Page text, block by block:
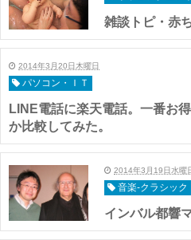
雑談トピ・赤
2014年3月20日木曜日
パソコン・ＩＴ
LINE電話に楽天電話。一番お
か比較してみた。
2014年3月19日水曜
音楽-クラシック
インバル都響